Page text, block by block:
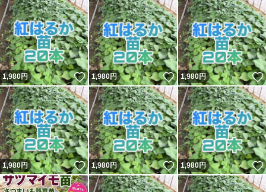
1,980円 いいね！
1,980円 いいね！
1,980円
1,980円 いいね！
1,980円 いいね！
1,980円